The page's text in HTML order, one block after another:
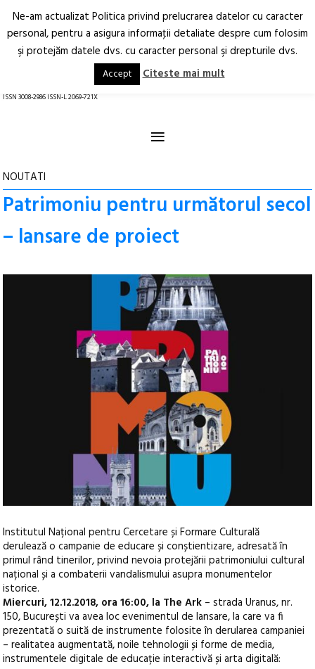
Arhitectură.
Oraș.
RO EN
ISSN 3008-2986 ISSN-L 2069-721X
≡
NOUTATI
Patrimoniu pentru următorul secol
– lansare de proiect
Institutul Național pentru Cercetare și Formare Culturală
derulează o campanie de educare și conștientizare, adresată în
primul rând tinerilor, privind nevoia protejării patrimoniului cultural
național și a combaterii vandalismului asupra monumentelor
istorice.
Miercuri, 12.12.2018, ora 16:00, la The Ark – strada Uranus, nr.
150, București va avea loc evenimentul de lansare, la care va fi
prezentată o suită de instrumente folosite în derularea campaniei
– realitatea augmentată, noile tehnologii și forme de media,
instrumentele digitale de educație interactivă și arta digitală:
Ne-am actualizat Politica privind prelucrarea datelor cu caracter
personal, pentru a asigura informaţii detaliate despre cum folosim
şi protejăm datele dvs. cu caracter personal şi drepturile dvs.
Accept Citeste mai mult